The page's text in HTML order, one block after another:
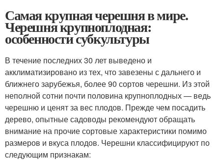
Самая крупная черешня в мире.
Черешня крупноплодная:
особенности субкультуры
В течение последних 30 лет выведено и
акклиматизировано из тех, что завезены с дальнего и
ближнего зарубежья, более 90 сортов черешни. Из этой
неполной сотни почти половина крупноплодных — ведь
черешню и ценят за вес плодов. Прежде чем посадить
дерево, опытные садоводы рекомендуют обращать
внимание на прочие сортовые характеристики помимо
размеров и вкуса плодов. Черешни классифицируют по
следующим признакам: